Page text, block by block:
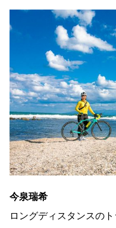
今泉瑞希
ロングディスタンスの